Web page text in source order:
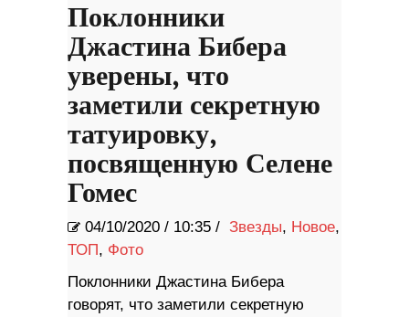
Поклонники
Джастина Бибера
уверены, что
заметили секретную
татуировку,
посвященную Селене
Гомес
04/10/2020 / 10:35 / Звезды, Новое,
ТОП, Фото
Поклонники Джастина Бибера
говорят, что заметили секретную